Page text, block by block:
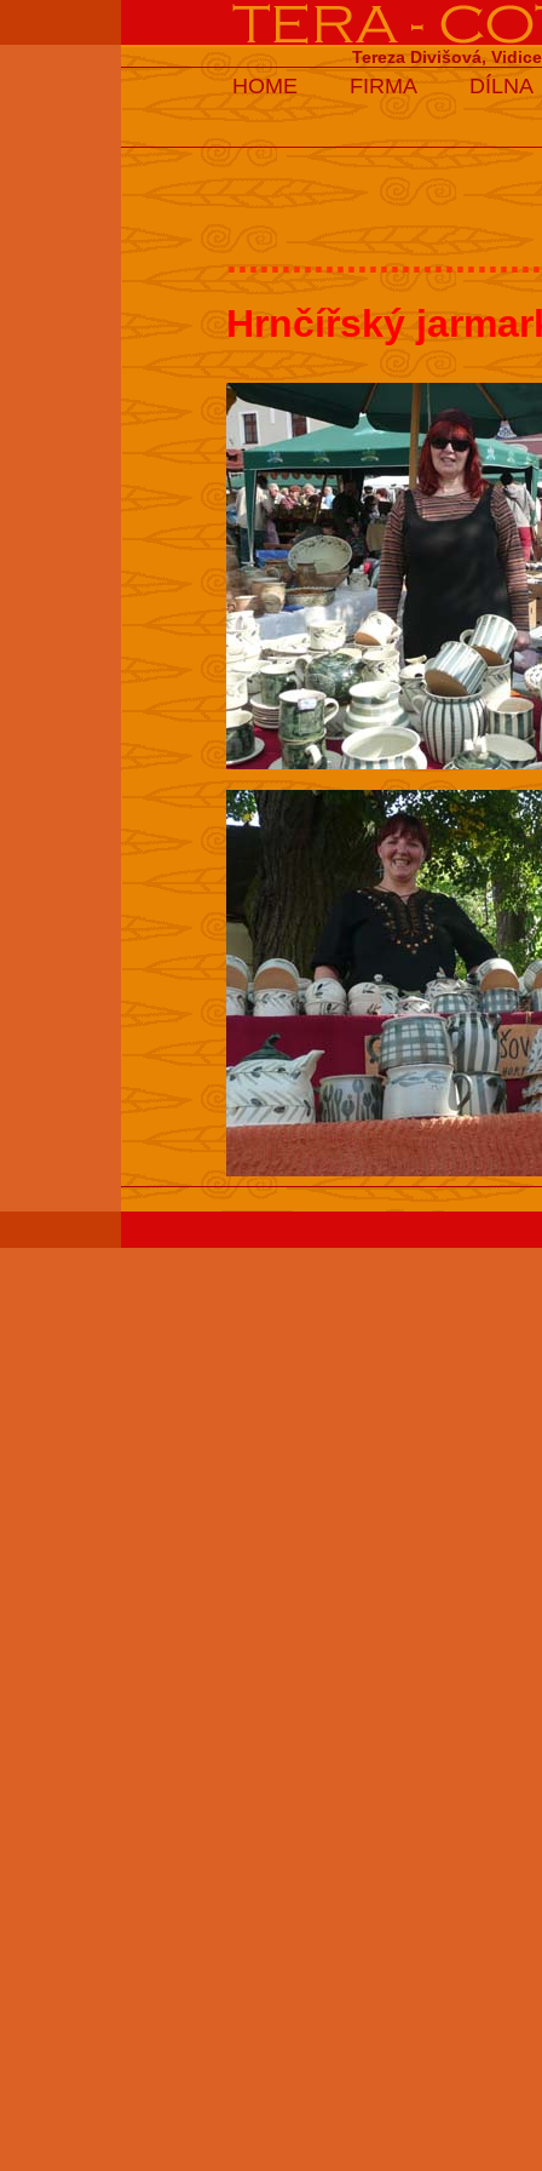
Tereza Divišová,
HOME FIRMA DÍLNA
Hrnčířský